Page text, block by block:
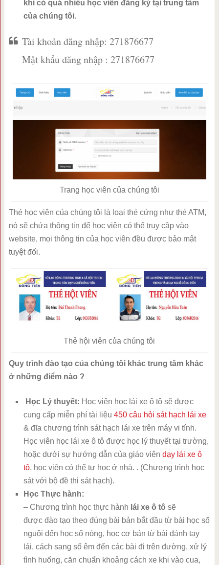
khi có quá nhiều học viên đăng ký tại trung tâm
của chúng tôi.
Tài khoản đăng nhập: 271876677
Mật khẩu đăng nhập : 271876677
Trang học viên của chúng tôi
Thẻ học viên của chúng tôi là loại thẻ cứng như thẻ ATM,
nó sẽ chứa thông tin để học viên có thể truy cập vào
website, mọi thông tin của học viên đều được bảo mật
tuyệt đối.
Thẻ hội viên của chúng tôi
Quy trình đào tạo của chúng tôi khác trung tâm khác
ở những điểm nào ?
Học Lý thuyết: Học viên học lái xe ô tô sẽ được
cung cấp miễn phí tài liệu 450 câu hỏi sát hạch lái xe
& đĩa chương trình sát hạch lái xe trên máy vi tính.
Học viên học lái xe ô tô được học lý thuyết tại trường,
hoặc dưới sự hướng dẫn của giáo viên dạy lái xe ô
tô, học viên có thể tự học ở nhà. . (Chương trình học
sát với bộ đề thi sát hạch).
Học Thực hành:
– Chương trình học thực hành lái xe ô tô sẽ
được đào tạo theo đúng bài bản bắt đầu từ bài học số
nguội đến học số nóng, học cơ bản từ bài đánh tay
lái, cách sang số êm đến các bài đi trên đường, xử lý
tình huống, căn chuẩn khoảng cách xe khi vào cua,